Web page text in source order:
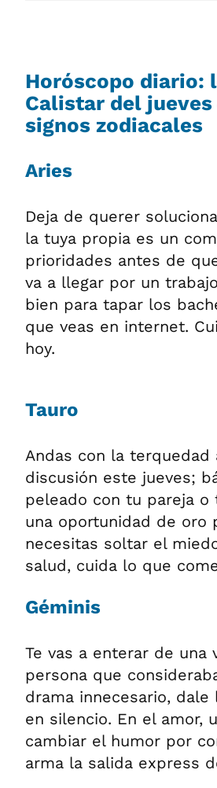
Horóscopo diario:
Calistar del
signos zodiacales
Aries
Deja de querer
la tuya propia es un
prioridades antes de
va a llegar por un
bien para tapar los
que veas en internet.
hoy.
Tauro
Andas con la
discusión este jueves;
peleado con tu pareja o
una oportunidad de oro
necesitas soltar el
salud, cuida lo que
Géminis
Te vas a enterar de una
persona que
drama innecesario,
en silencio. En el amor,
cambiar el humor por
arma la salida express